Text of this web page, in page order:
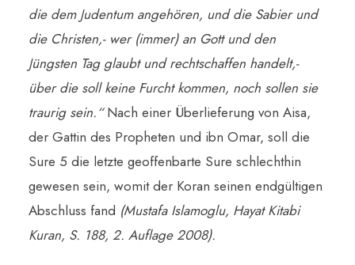
die dem Judentum angehören, und die Sabier und
die Christen,- wer (immer) an Gott und den
Jüngsten Tag glaubt und rechtschaffen handelt,-
über die soll keine Furcht kommen, noch sollen sie
traurig sein.“Nach einer Überlieferung von Aisa,
der Gattin des Propheten und ibn Omar, soll die
Sure 5 die letzte geoffenbarte Sure schlechthin
gewesen sein, womit der Koran seinen endgültigen
Abschluss fand (Mustafa Islamoglu, Hayat Kitabi
Kuran, S. 188, 2. Auflage 2008).